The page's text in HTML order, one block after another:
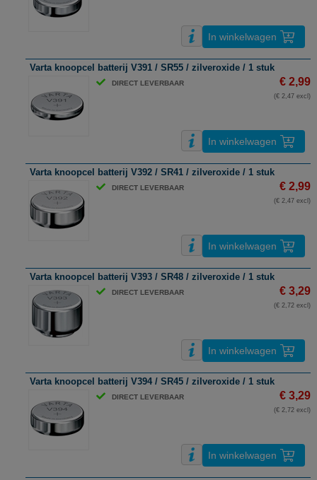
In winkelwagen
Varta knoopcel batterij V391 / SR55 / zilveroxide / 1 stuk
DIRECT LEVERBAAR € 2,99
(€ 2,47 excl)
In winkelwagen
Varta knoopcel batterij V392 / SR41 / zilveroxide / 1 stuk
DIRECT LEVERBAAR € 2,99
(€ 2,47 excl)
In winkelwagen
Varta knoopcel batterij V393 / SR48 / zilveroxide / 1 stuk
DIRECT LEVERBAAR € 3,29
(€ 2,72 excl)
In winkelwagen
Varta knoopcel batterij V394 / SR45 / zilveroxide / 1 stuk
DIRECT LEVERBAAR € 3,29
(€ 2,72 excl)
In winkelwagen